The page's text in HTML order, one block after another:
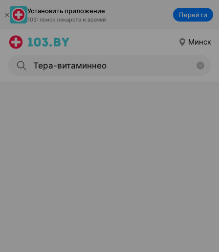
Установить приложение
103: поиск лекарств и врачей
Перейти
Минск